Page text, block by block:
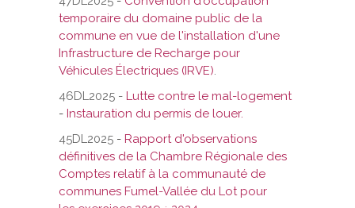
temporaire du domaine public de la
commune en vue de l'installation d'une
Infrastructure de Recharge pour
Véhicules Électriques (IRVE).
46DL2025 - Lutte contre le mal-logement
- Instauration du permis de louer.
45DL2025 - Rapport d'observations
définitives de la Chambre Régionale des
Comptes relatif à la communauté de
communes Fumel-Vallée du Lot pour